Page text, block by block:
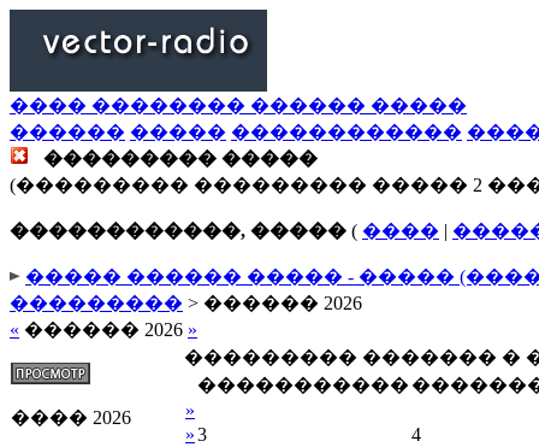
���� �������� ������ �����
������ ����� ������������
��������� �����
(��������� ��������� ����� 2
������������, ����� ( ���� |
����� ������ ����� - �����
��������� > ������ 2026
« ������ 2026 »
���� 2026
��������� ������� �
�����������
»
»3 4